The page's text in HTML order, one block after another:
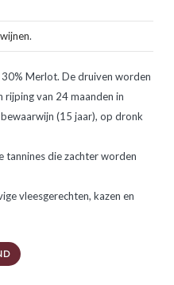
.
Merlot. De druiven worden
rijping van 24 maanden in
(15 jaar), op dronk
tannines die zachter worden
vleesgerechten, kazen en